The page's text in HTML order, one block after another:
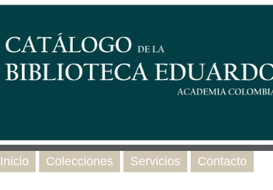
Inicio Colecciones Servicios Contacto